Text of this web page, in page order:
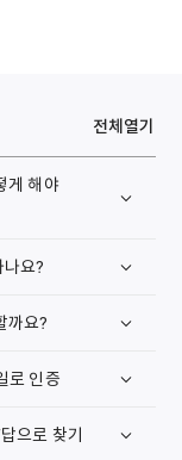
전체열기
게 해야
요?
까요?
로 인증
선택합니다.
으로 찾기